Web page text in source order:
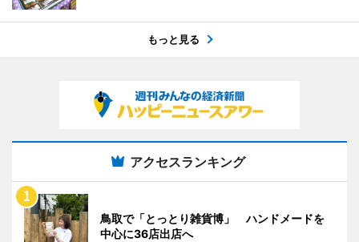
もっと見る
アクセスランキング
鳥取で「とっとり雑貨博」 ハンドメードを
中心に36店出店へ